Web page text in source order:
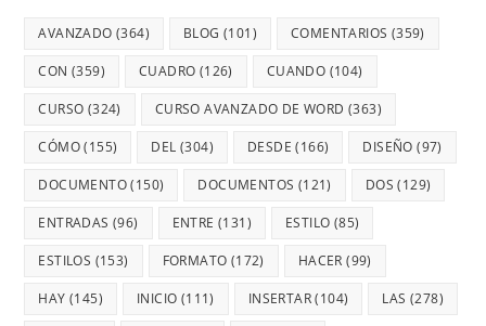
AVANZADO (364) BLOG (101) COMENTARIOS (359)
CON (359) CUADRO (126) CUANDO (104)
CURSO (324) CURSO AVANZADO DE WORD (363)
CÓMO(155) DEL (304) DESDE (166) DISEÑO (97)
DOCUMENTO(150) DOCUMENTOS (121) DOS (129)
ENTRADAS (96) ENTRE (131) ESTILO (85)
ESTILOS (153) FORMATO (172) HACER (99)
HAY (145) INICIO (111) INSERTAR(104) LAS (278)